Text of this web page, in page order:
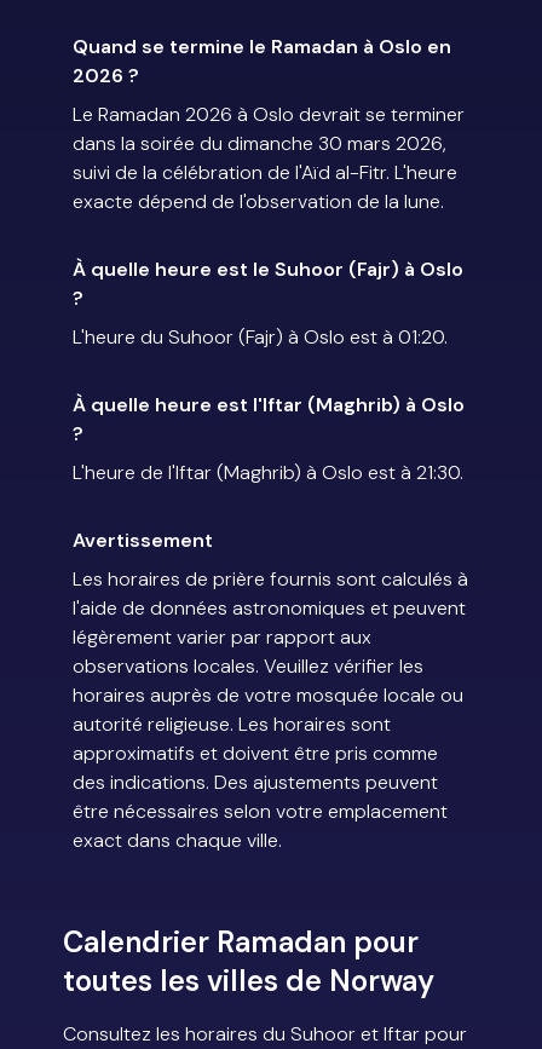
Quand se termine le Ramadan à Oslo en
2026 ?
Le Ramadan 2026 à Oslo devrait se terminer
dans la soirée du dimanche 30 mars 2026,
suivi de la célébration de l'Aïd al-Fitr. L'heure
exacte dépend de l'observation de la lune.
À quelle heure est le Suhoor (Fajr) à Oslo
?
L'heure du Suhoor (Fajr) à Oslo est à 01:20.
À quelle heure est l'Iftar (Maghrib) à Oslo
?
L'heure de l'Iftar (Maghrib) à Oslo est à 21:30.
Avertissement
Les horaires de prière fournis sont calculés à
l'aide de données astronomiques et peuvent
légèrement varier par rapport aux
observations locales. Veuillez vérifier les
horaires auprès de votre mosquée locale ou
autorité religieuse. Les horaires sont
approximatifs et doivent être pris comme
des indications. Des ajustements peuvent
être nécessaires selon votre emplacement
exact dans chaque ville.
Calendrier Ramadan pour
toutes les villes de Norway
Consultez les horaires du Suhoor et Iftar pour